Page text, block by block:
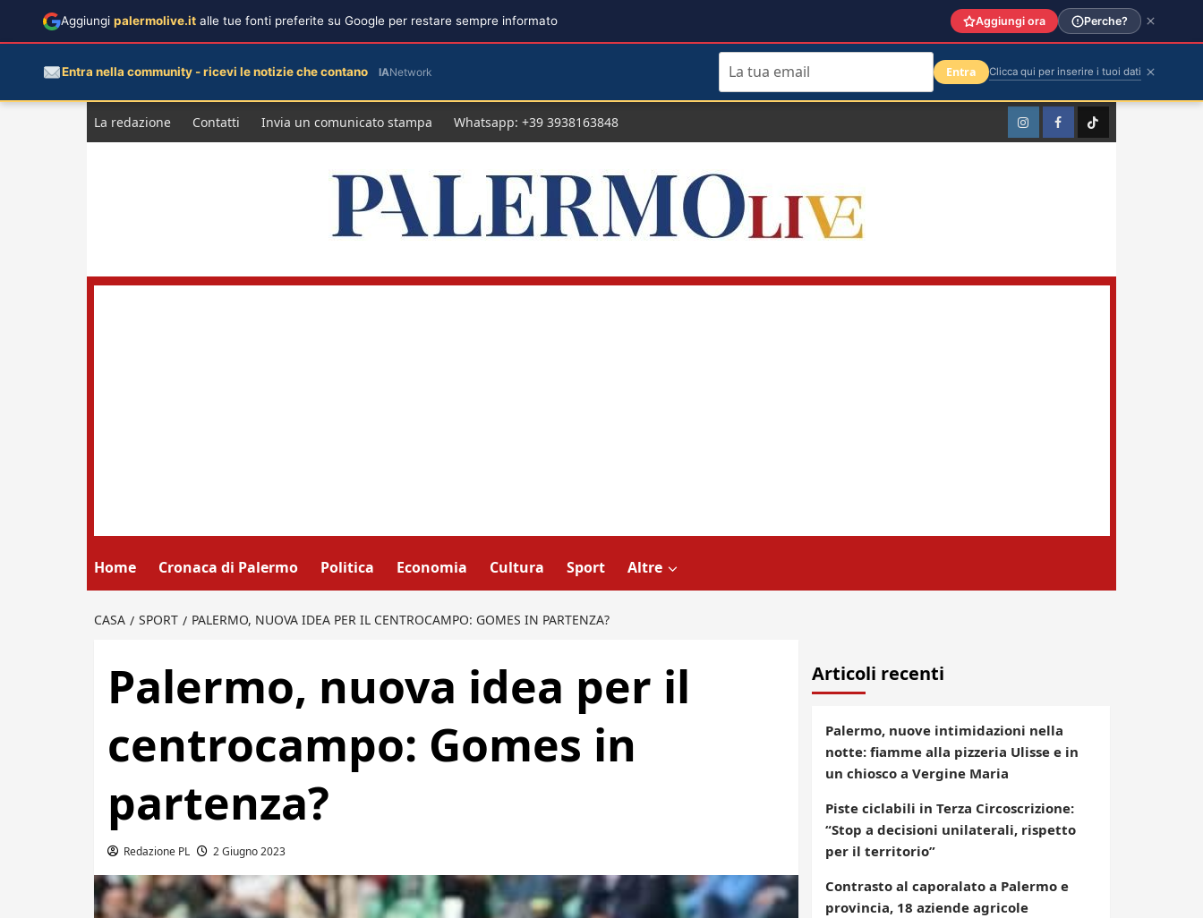
La redazione Contatti Invia un comunicato stampa Whatsapp: +39 3938163848 InstagramFacebookTikTok
Home Cronaca di Palermo Politica Economia Cultura Sport Altre
CASA SPORT PALERMO, NUOVA IDEA PER IL CENTROCAMPO: GOMES IN PARTENZA?
Palermo, nuova idea per il
centrocampo: Gomes in
partenza?
Redazione PL 2 Giugno 2023
Articoli recenti
Palermo, nuove intimidazioni nella
notte: fiamme alla pizzeria Ulisse e in
un chiosco a Vergine Maria
Piste ciclabili in Terza Circoscrizione:
“Stop a decisioni unilaterali, rispetto
per il territorio”
Contrasto al caporalato a Palermo e
provincia, 18 aziende agricole
Aggiungi palermolive.it alle tue fonti preferite su Google per restare sempre informato Aggiungi ora Perche?
Entra nella community - ricevi le notizie che contano IANetwork Entra Clicca qui per inserire i tuoi dati